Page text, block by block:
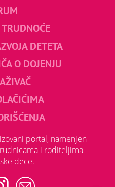
DETETA
O DOJENJU
portal, namenjen
i roditeljima
dece.